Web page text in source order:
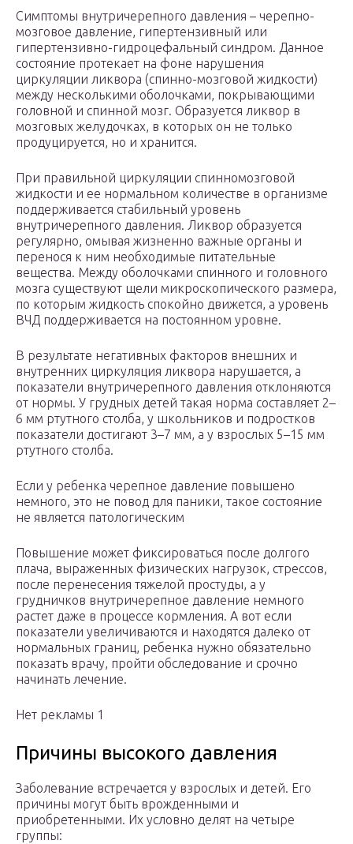
Симптомы внутричерепного давления – черепно-
мозговое давление, гипертензивный или
гипертензивно-гидроцефальный синдром. Данное
состояние протекает на фоне нарушения
циркуляции ликвора (спинно-мозговой жидкости)
между несколькими оболочками, покрывающими
головной и спинной мозг. Образуется ликвор в
мозговых желудочках, в которых он не только
продуцируется, но и хранится.
При правильной циркуляции спинномозговой
жидкости и ее нормальном количестве в организме
поддерживается стабильный уровень
внутричерепного давления. Ликвор образуется
регулярно, омывая жизненно важные органы и
перенося к ним необходимые питательные
вещества. Между оболочками спинного и головного
мозга существуют щели микроскопического размера,
по которым жидкость спокойно движется, а уровень
ВЧД поддерживается на постоянном уровне.
В результате негативных факторов внешних и
внутренних циркуляция ликвора нарушается, а
показатели внутричерепного давления отклоняются
от нормы. У грудных детей такая норма составляет 2–
6 мм ртутного столба, у школьников и подростков
показатели достигают 3–7 мм, а у взрослых 5–15 мм
ртутного столба.
Если у ребенка черепное давление повышено
немного, это не повод для паники, такое состояние
не является патологическим
Повышение может фиксироваться после долгого
плача, выраженных физических нагрузок, стрессов,
после перенесения тяжелой простуды, а у
грудничков внутричерепное давление немного
растет даже в процессе кормления. А вот если
показатели увеличиваются и находятся далеко от
нормальных границ, ребенка нужно обязательно
показать врачу, пройти обследование и срочно
начинать лечение.
Нет рекламы 1
Причины высокого давления
Заболевание встречается у взрослых и детей. Его
причины могут быть врожденными и
приобретенными. Их условно делят на четыре
группы: